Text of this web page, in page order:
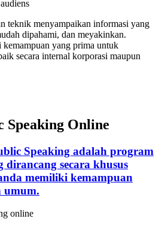
teknik menyampaikan informasi yang
dipahami, dan meyakinkan.
yang prima untuk
secara internal korporasi maupun
Speaking Online
Speaking adalah program
dirancang secara khusus
memiliki kemampuan
umum.